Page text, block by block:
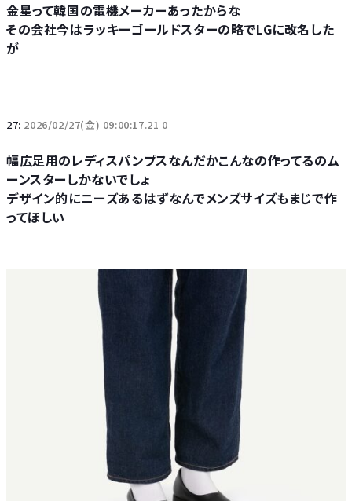
金星って韓国の電機メーカーあったからな
その会社今はラッキーゴールドスターの略でLGに改名した
が
27: 2026/02/27(金) 09:00:17.21 0
幅広足用のレディスパンプスなんだかこんなの作ってるのム
ーンスターしかないでしょ
デザイン的にニーズあるはずなんでメンズサイズもまじで作
ってほしい